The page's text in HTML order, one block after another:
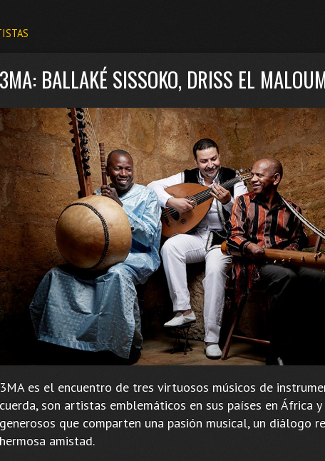
3MA: BALLAKÉ SISSOKO, DRISS EL
3MA es el encuentro de tres virtuosos músicos de
cuerda, son artistas emblemáticos en sus países en África
generosos que comparten una pasión musical, un diálogo
hermosa amistad.